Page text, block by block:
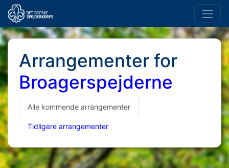
Arrangementer for
Broagerspejderne
Alle kommende arrangementer
Tidligere arrangementer